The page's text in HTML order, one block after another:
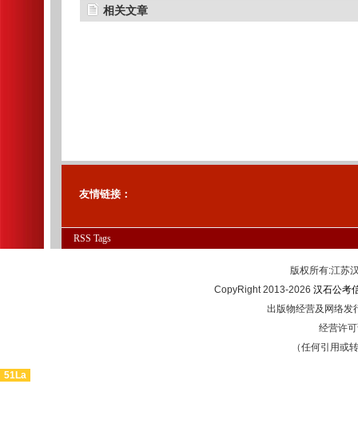
相关文章
友情链接：
RSS Tags
版权所有:江苏
CopyRight 2013-2026汉石公考
出版物经营及网络发
经营许
（任何引用或
51La